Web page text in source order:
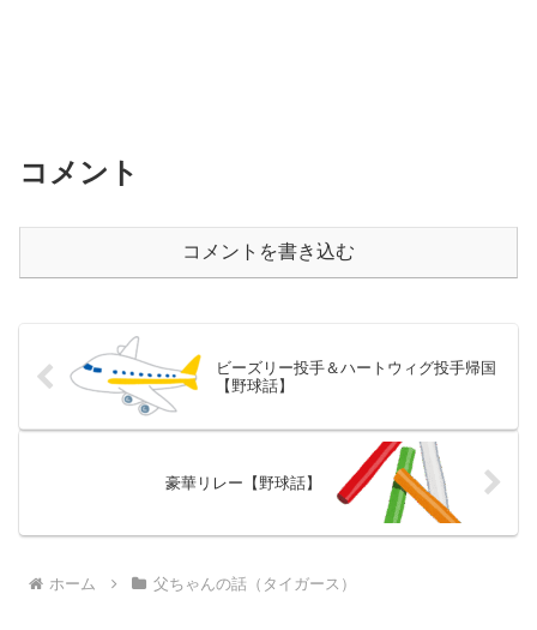
コメント
コメントを書き込む
ビーズリー投手＆ハートウィグ投手帰国
【野球話】
豪華リレー【野球話】
ホーム 父ちゃんの話（タイガース）